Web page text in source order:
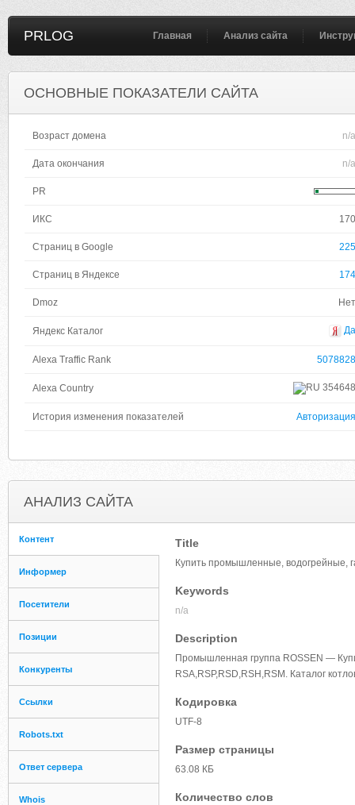
PRLOG Главная Анализ сайта
ОСНОВНЫЕ ПОКАЗАТЕЛИ САЙТА
Возраст домена n/a
Дата окончания n/a
PR
ИКС 170
Страниц в Google 225
Страниц в Яндексе 174
Dmoz Нет
Яндекс Каталог Да
Alexa Traffic Rank 5078828
Alexa Country 354648
История изменения показателей Авторизация
АНАЛИЗ САЙТА
Контент
Информер
Посетители
Позиции
Конкуренты
Ссылки
Robots.txt
Ответ сервера
Whois
Title
Купить промышленные, водогрейные,
Keywords
n/a
Description
Промышленная группа ROSSEN —
RSA,RSP,RSD,RSH,RSM. Каталог
Кодировка
UTF-8
Размер страницы
63.08 КБ
Количество слов